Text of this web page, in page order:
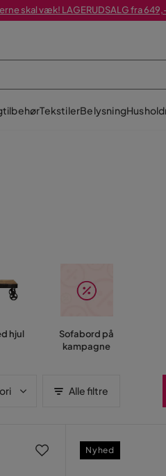
skal væk! LAGERUDSALG fra
TekstilerBelysning
hjul
Sofabord på
kampagne
Alle filtre
Nyhed